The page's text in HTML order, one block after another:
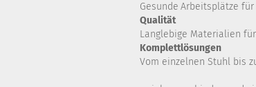
Gesunde Arbeitsplätze
Qualität
Langlebige Materialien
Komplettlösungen
Vom einzelnen Stuhl bis